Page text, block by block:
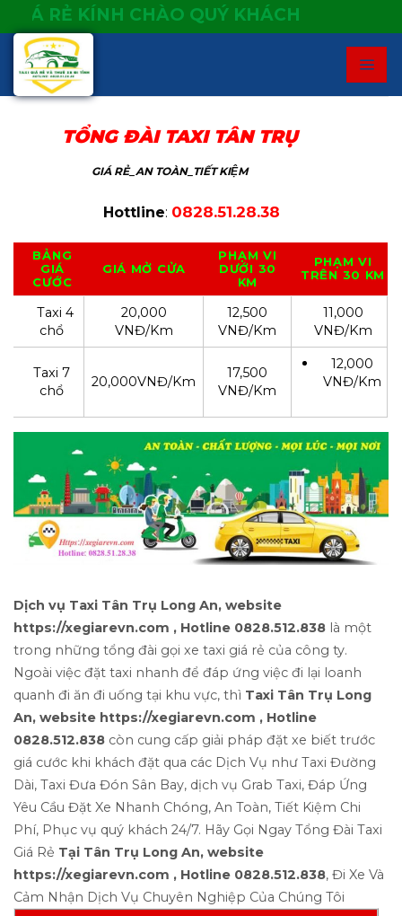
to
content
RẺ KÍNH CHÀO QUÝ KHÁCH
TỔNG ĐÀI TAXI TÂN TRỤ
GIÁ RẺ_AN TOÀN_TIẾT KIỆM
Hottline: 0828.51.28.38
BẢNG
GIÁ
CƯỚC
GIÁ MỞ CỬA
PHẠM VI
DƯỚI 30
KM
PHẠM VI
TRÊN 30 KM
Taxi 4
chổ
20,000
VNĐ/Km
12,500
VNĐ/Km
11,000
VNĐ/Km
Taxi 7
chổ
20,000VNĐ/Km
17,500
VNĐ/Km
12,000
VNĐ/Km
Dịch vụ Taxi Tân Trụ Long An, website
https://xegiarevn.com , Hotline 0828.512.838 là một
trong những tổng đài gọi xe taxi giá rẻ của công ty.
Ngoài việc đặt taxi nhanh để đáp ứng việc đi lại loanh
quanh đi ăn đi uống tại khu vực, thì Taxi Tân Trụ Long
An, website https://xegiarevn.com , Hotline
0828.512.838 còn cung cấp giải pháp đặt xe biết trước
giá cước khi khách đặt qua các Dịch Vụ như Taxi Đường
Dài, Taxi Đưa Đón Sân Bay, dịch vụ Grab Taxi, Đáp Ứng
Yêu Cầu Đặt Xe Nhanh Chóng, An Toàn, Tiết Kiệm Chi
Phí, Phục vụ quý khách 24/7. Hãy Gọi Ngay Tổng Đài Taxi
Giá Rẻ Tại Tân Trụ Long An, website
https://xegiarevn.com , Hotline 0828.512.838, Đi Xe Và
Cảm Nhận Dịch Vụ Chuyên Nghiệp Của Chúng Tôi